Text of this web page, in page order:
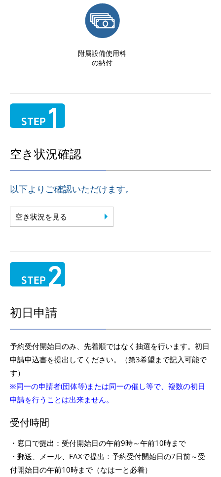
附属設備使用料
の納付
空き状況確認
以下よりご確認いただけます。
空き状況を見る
初日申請
予約受付開始日のみ、先着順ではなく抽選を行います。初日
申請申込書を提出してください。（第3希望まで記入可能で
す）
※同一の申請者(団体等)または同一の催し等で、複数の初日
申請を行うことは出来ません。
受付時間
・​​​​窓口で提出：受付開始日の午前9時～午前10時まで
・郵送、メール、FAXで提出：予約受付開始日の7日前～受
付開始日の午前10時まで（なはーと必着）